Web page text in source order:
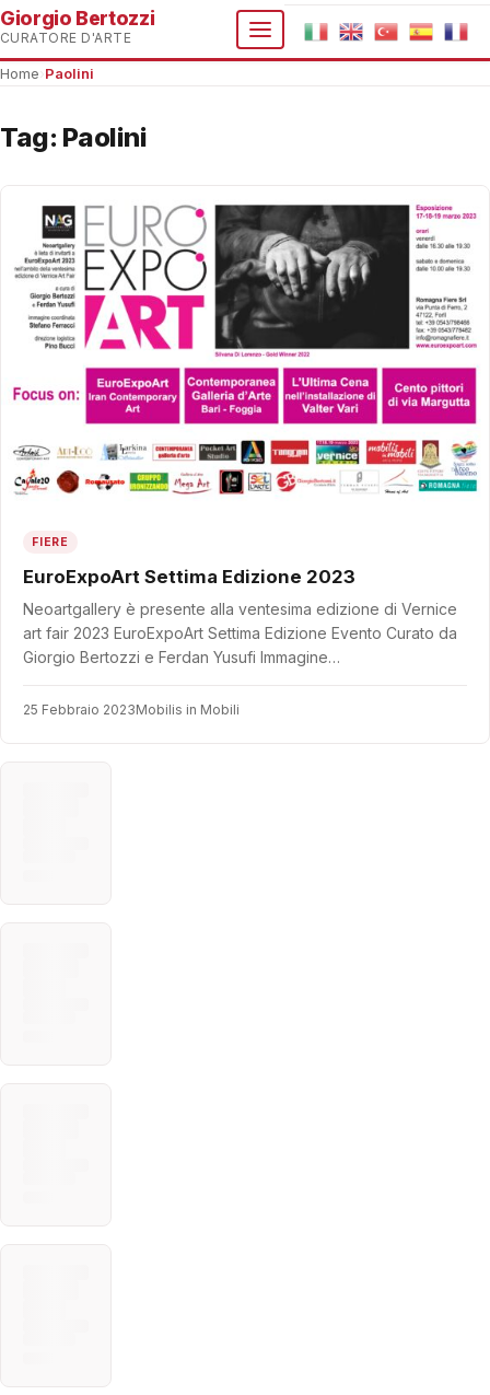
Giorgio Bertozzi
CURATORE D'ARTE
Home Paolini
Tag: Paolini
FIERE
EuroExpoArt Settima Edizione 2023
Neoartgallery è presente alla ventesima edizione di Vernice
art fair 2023 EuroExpoArt Settima Edizione Evento Curato da
Giorgio Bertozzi e Ferdan Yusufi Immagine…
25 Febbraio 2023Mobilis in Mobili